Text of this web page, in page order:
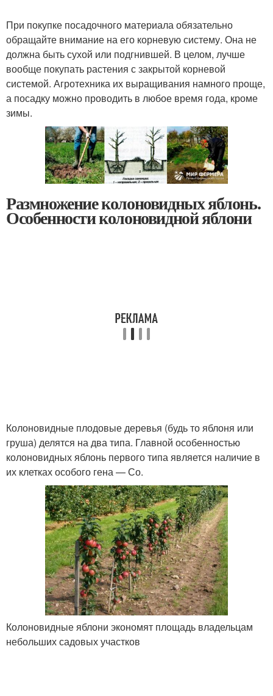
При покупке посадочного материала обязательно
обращайте внимание на его корневую систему. Она не
должна быть сухой или подгнившей. В целом, лучше
вообще покупать растения с закрытой корневой
системой. Агротехника их выращивания намного проще,
а посадку можно проводить в любое время года, кроме
зимы.
Размножение колоновидных яблонь.
Особенности колоновидной яблони
Колоновидные плодовые деревья (будь то яблоня или
груша) делятся на два типа. Главной особенностью
колоновидных яблонь первого типа является наличие в
их клетках особого гена — Со.
Колоновидные яблони экономят площадь владельцам
небольших садовых участков